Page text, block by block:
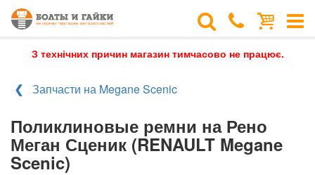
З технічних причин магазин тимчасово не працює.
Запчасти на Megane Scenic
Поликлиновые ремни на Рено
Меган Сценик (RENAULT Megane
Scenic)